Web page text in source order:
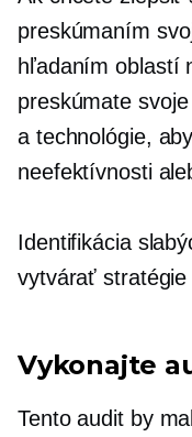
preskúmaním
hľadaním oblastí
preskúmate
a technológie,
neefektívnosti
Identifikácia
vytvárať stratégie
Vykonajte
Tento audit by